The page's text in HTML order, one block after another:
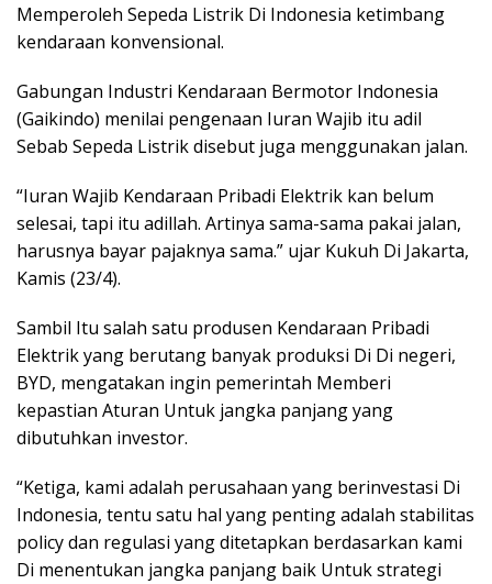
Memperoleh Sepeda Listrik Di Indonesia ketimbang
kendaraan konvensional.
Gabungan Industri Kendaraan Bermotor Indonesia
(Gaikindo) menilai pengenaan Iuran Wajib itu adil
Sebab Sepeda Listrik disebut juga menggunakan jalan.
“Iuran Wajib Kendaraan Pribadi Elektrik kan belum
selesai, tapi itu adillah. Artinya sama-sama pakai jalan,
harusnya bayar pajaknya sama.” ujar Kukuh Di Jakarta,
Kamis (23/4).
Sambil Itu salah satu produsen Kendaraan Pribadi
Elektrik yang berutang banyak produksi Di Di negeri,
BYD, mengatakan ingin pemerintah Memberi
kepastian Aturan Untuk jangka panjang yang
dibutuhkan investor.
“Ketiga, kami adalah perusahaan yang berinvestasi Di
Indonesia, tentu satu hal yang penting adalah stabilitas
policy dan regulasi yang ditetapkan berdasarkan kami
Di menentukan jangka panjang baik Untuk strategi